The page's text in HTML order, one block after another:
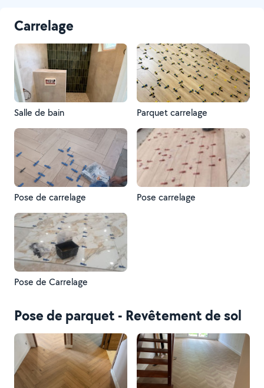
Carrelage
Salle de bain Parquet carrelage
Pose de carrelage Pose carrelage
Pose de Carrelage
Pose de parquet - Revêtement de sol